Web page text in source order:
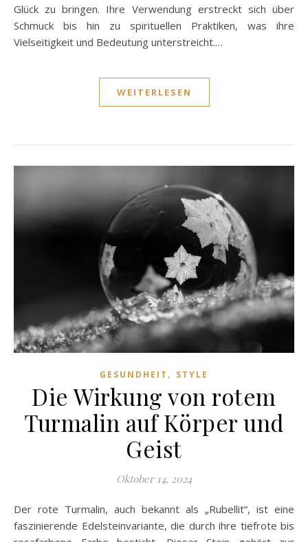
Glück zu bringen. Ihre Verwendung erstreckt sich über
Schmuck bis hin zu spirituellen Praktiken, was ihre
Vielseitigkeit und Bedeutung unterstreicht.…
WEITERLESEN
GESUNDHEIT , STYLE
Die Wirkung von rotem
Turmalin auf Körper und
Geist
Oktober 14, 2024
Der rote Turmalin, auch bekannt als „Rubellit“, ist eine
faszinierende Edelsteinvariante, die durch ihre tiefrote bis